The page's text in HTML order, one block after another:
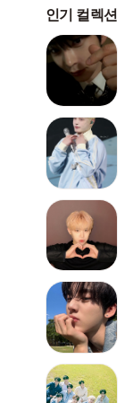
인기 컬렉션